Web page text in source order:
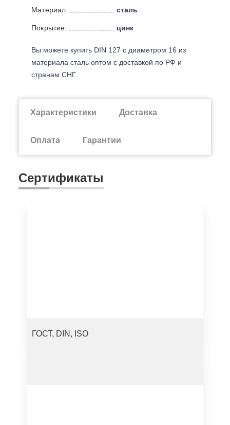
Материал: сталь
Покрытие: цинк
Вы можете купить DIN 127 с диаметром 16 из
материала сталь оптом с доставкой по РФ и
странам СНГ.
Характеристики Доставка
Оплата Гарантии
Сертификаты
ГОСТ, DIN, ISO